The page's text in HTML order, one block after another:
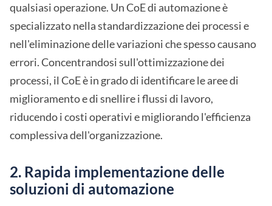
qualsiasi operazione. Un CoE di automazione è
specializzato nella standardizzazione dei processi e
nell'eliminazione delle variazioni che spesso causano
errori. Concentrandosi sull'ottimizzazione dei
processi, il CoE è in grado di identificare le aree di
miglioramento e di snellire i flussi di lavoro,
riducendo i costi operativi e migliorando l'efficienza
complessiva dell'organizzazione.
2. Rapida implementazione delle
soluzioni di automazione